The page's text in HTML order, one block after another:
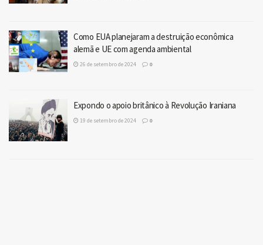
Como EUA planejaram a destruição econômica
alemã e UE com agenda ambiental
26 de setembro de 2024 0
Expondo o apoio britânico à Revolução Iraniana
19 de setembro de 2024 0